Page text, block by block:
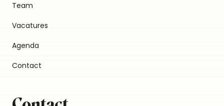
Team
Vacatures
Agenda
Contact